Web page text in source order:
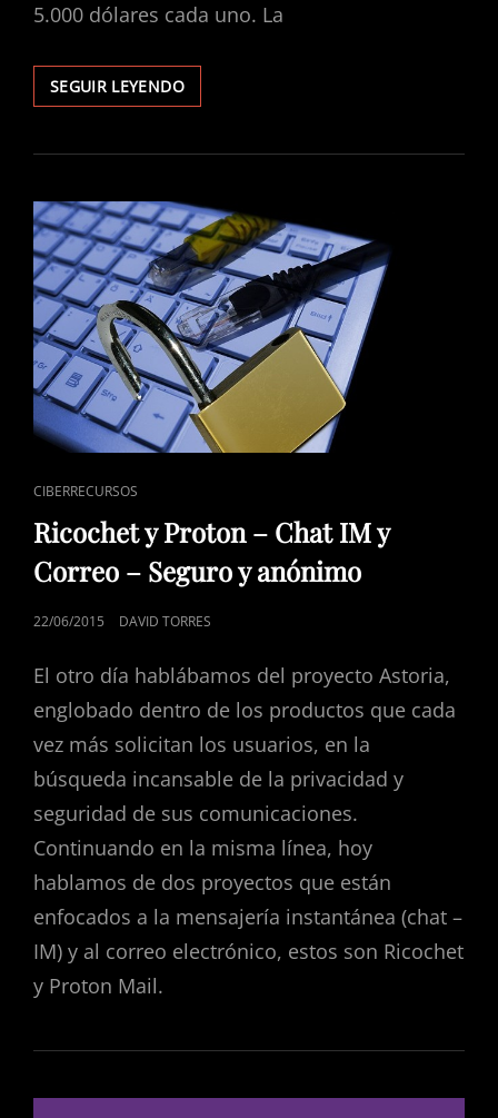
5.000 dólares cada uno. La
SEGUIR LEYENDOGOOGLE
PAGARÁ
BILLONES
DÓLARES
POR
RASTREO
A
LOS
USUARIOS
ENLACES
DE
CATEGORÍAS
CIBERRECURSOS
Ricochet y Proton – Chat IM y
Correo – Seguro y anónimo
PUBLICADO
22/06/2015 DAVID TORRES
El otro día hablábamos del proyecto Astoria,
englobado dentro de los productos que cada
vez más solicitan los usuarios, en la
búsqueda incansable de la privacidad y
seguridad de sus comunicaciones.
Continuando en la misma línea, hoy
hablamos de dos proyectos que están
enfocados a la mensajería instantánea (chat –
IM) y al correo electrónico, estos son Ricochet
y Proton Mail.